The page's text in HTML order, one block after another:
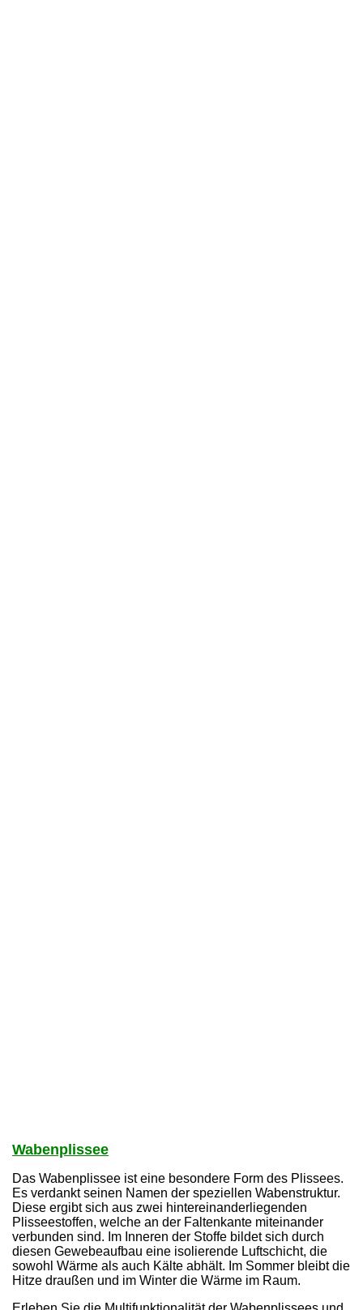
Wabenplissee
Das Wabenplissee ist eine besondere Form des Plissees.
Es verdankt seinen Namen der speziellen Wabenstruktur.
Diese ergibt sich aus zwei hintereinanderliegenden
Plisseestoffen, welche an der Faltenkante miteinander
verbunden sind. Im Inneren der Stoffe bildet sich durch
diesen Gewebeaufbau eine isolierende Luftschicht, die
sowohl Wärme als auch Kälte abhält. Im Sommer bleibt die
Hitze draußen und im Winter die Wärme im Raum.